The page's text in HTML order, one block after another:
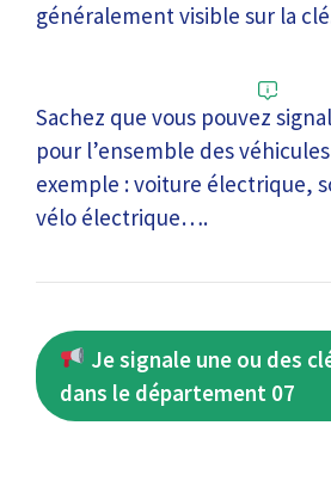
généralement visible sur la
Sachez que vous pouvez
pour l’ensemble des
exemple : voiture électrique,
vélo électrique….
Je signale une ou des
dans le département 07